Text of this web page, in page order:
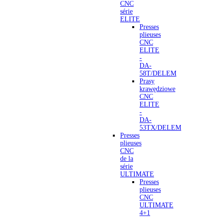
CNC
série
ELITE
Presses
plieuses
CNC
ELITE
-
DA-
58T/DELEM
Prasy
krawędziowe
CNC
ELITE
-
DA-
53TX/DELEM
Presses
plieuses
CNC
de la
série
ULTIMATE
Presses
plieuses
CNC
ULTIMATE
4+1